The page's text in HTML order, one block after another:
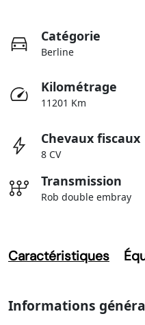
Catégorie
Berline
Kilométrage
11201 Km
Chevaux fiscaux
8 CV
Transmission
Rob double embray
Caractéristiques
Informations